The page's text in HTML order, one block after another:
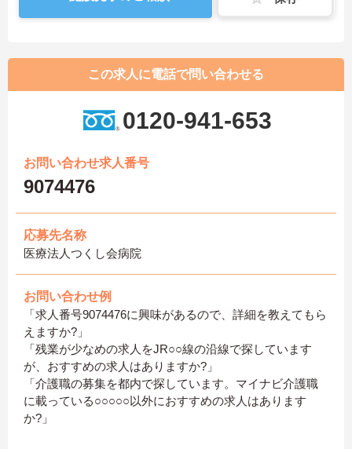
この求人に電話で問い合わせる
0120-941-653
お問い合わせ求人番号
9074476
応募先名称
医療法人つくし会病院
お問い合わせ例
「求人番号9074476に興味があるので、詳細を教えてもら
えますか?」
「残業が少なめの求人をJR○○線の沿線で探しています
が、おすすめの求人はありますか?」
「介護職の募集を都内で探しています。マイナビ介護職
に載っている○○○○○以外におすすめの求人はあります
か?」